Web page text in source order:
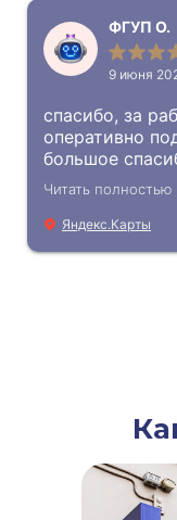
ФГУП О.
9 июня
спасибо, за
оперативно
большое
все время на
вопросы
была
уезжал во
бы отметить
Читать полностью
Яндекс.Карты